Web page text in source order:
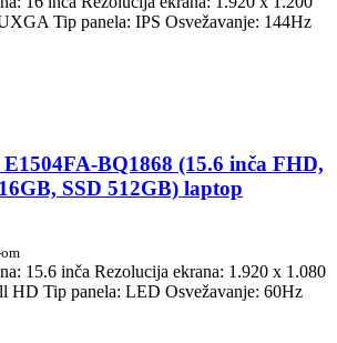
Tip panela: IPS Osvežavanje: 144Hz
BQ1868 (15.6 inča FHD,
SSD 512GB) laptop
15.6 inča Rezolucija ekrana: 1.920 x 1.080
HD Tip panela: LED Osvežavanje: 60Hz